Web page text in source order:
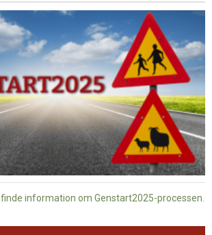
information om Genstart2025-processen.